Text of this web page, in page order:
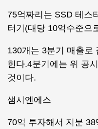
75억짜리는 SSD 테스
터기(대당 10억수준으
130개는 3분기 매출로
힌다.4분기에는 위 공
것이다.
샘시엔에스
70억 투자해서 지분